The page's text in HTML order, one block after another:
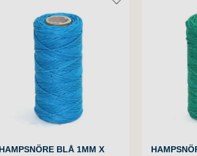
HAMPSNÖRE BLÅ 1MM X